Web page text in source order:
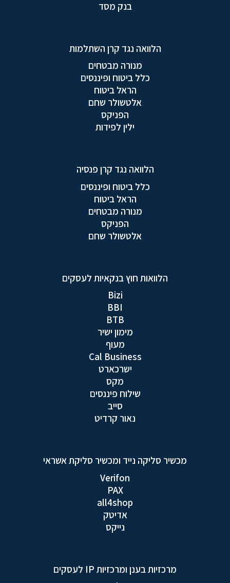
בנק מסד
הלוואה נגד קרן השתלמות
מנורה מבטחים
כלל ביטוח ופיננסים
הראל ביטוח
אלטשולר שחם
הפניקס
ילין לפידות
הלוואה נגד קרן פנסיה
כלל ביטוח ופיננסים
הראל ביטוח
מנורה מבטחים
הפניקס
אלטשולר שחם
הלוואות חוץ בנקאיות לעסקים
Bizi
BBI
BTB
מימון ישיר
מעוף
Cal Business
ישרכארט
מקס
שילוח פיננסים
סייב
נאור קרדיט
מכשיר סליקה נייד ומכשיר סליקת אשראי
Verifon
PAX
all4shop
אדיטק
נייקס
מרכזיות בענן ומרכזיות IP לעסקים